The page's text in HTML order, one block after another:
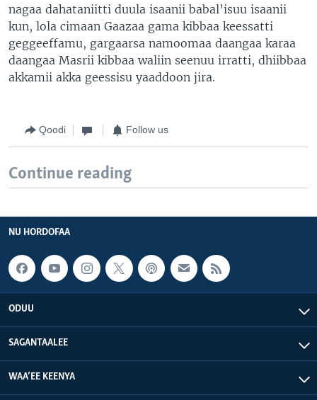
nagaa dahataniitti duula isaanii babal’isuu isaanii
kun, lola cimaan Gaazaa gama kibbaa keessatti
geggeeffamu, gargaarsa namoomaa daangaa karaa
daangaa Masrii kibbaa waliin seenuu irratti, dhiibbaa
akkamii akka geessisu yaaddoon jira.
Qoodi Follow us
Continue reading
NU HORDOFAA
ODUU
SAGANTAALEE
WAA’EE KEENYA